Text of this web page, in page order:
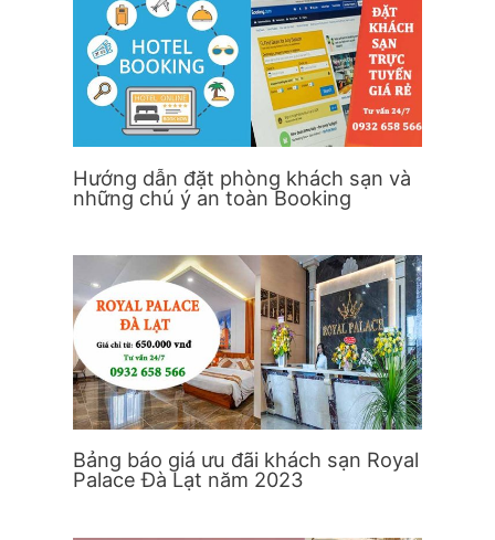
Hướng dẫn đặt phòng khách sạn và
những chú ý an toàn Booking
Bảng báo giá ưu đãi khách sạn Royal
Palace Đà Lạt năm 2023